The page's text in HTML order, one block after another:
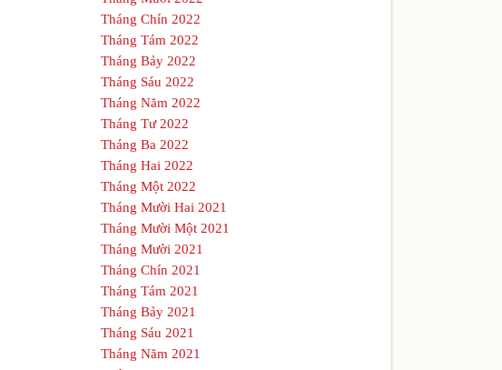
Tháng Chín 2022
Tháng Tám 2022
Tháng Bảy 2022
Tháng Sáu 2022
Tháng Năm 2022
Tháng Tư 2022
Tháng Ba 2022
Tháng Hai 2022
Tháng Một 2022
Tháng Mười Hai 2021
Tháng Mười Một 2021
Tháng Mười 2021
Tháng Chín 2021
Tháng Tám 2021
Tháng Bảy 2021
Tháng Sáu 2021
Tháng Năm 2021